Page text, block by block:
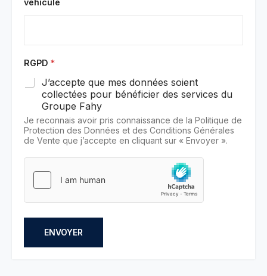
véhicule
RGPD *
J’accepte que mes données soient
collectées pour bénéficier des services du
Groupe Fahy
Je reconnais avoir pris connaissance de la Politique de
Protection des Données et des Conditions Générales
de Vente que j’accepte en cliquant sur « Envoyer ».
ENVOYER